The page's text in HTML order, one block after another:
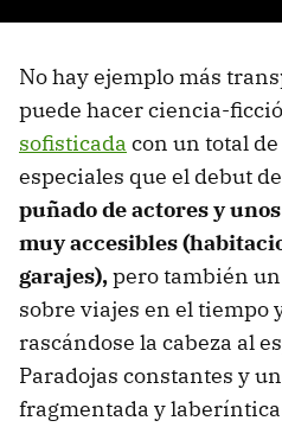
No hay ejemplo más
puede hacer ciencia-
sofisticada con un total
especiales que el debut
puñado de actores y
muy accesibles
garajes),pero también
sobre viajes en el tiempo
rascándose la cabeza al
Paradojas constantes y
fragmentada y